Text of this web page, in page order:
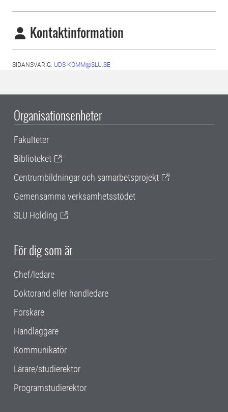
Kontaktinformation
SIDANSVARIG: UDS-KOMM@SLU.SE
Organisationsenheter
Fakulteter
Biblioteket
Centrumbildningar och samarbetsprojekt
Gemensamma verksamhetsstödet
SLU Holding
För dig som är
Chef/ledare
Doktorand eller handledare
Forskare
Handläggare
Kommunikatör
Lärare/studierektor
Programstudierektor